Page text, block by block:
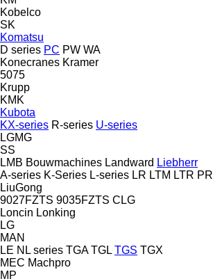
Kobelco
SK
Komatsu
D series PC PW WA
Konecranes Kramer
5075
Krupp
KMK
Kubota
KX-series R-series U-series
LGMG
SS
LMB Bouwmachines Landward Liebherr
A-series K-Series L-series LR LTM LTR PR
LiuGong
9027FZTS 9035FZTS CLG
Loncin Lonking
LG
MAN
LE NL series TGA TGL TGS TGX
MEC Machpro
MP